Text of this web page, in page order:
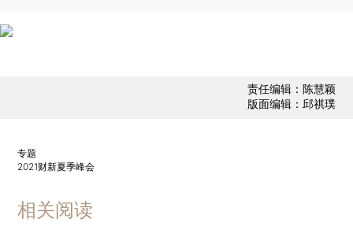
责任编辑：陈慧颖
版面编辑：邱祺璞
专题
2021财新夏季峰会
相关阅读